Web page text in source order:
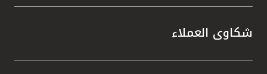
شكاوى العملاء